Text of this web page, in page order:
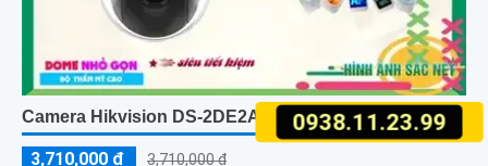
0938.11.23.99
Camera Hikvision DS-2DE2A404IW-DE3-W
3,710,000 ₫ 3,710,000 ₫